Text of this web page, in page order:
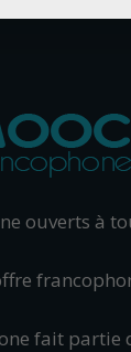
ouverts à
fait partie